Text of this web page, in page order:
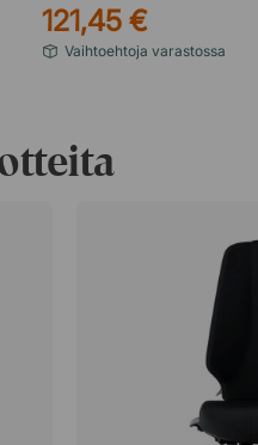
121,45 €
Vaihtoehtoja varastossa